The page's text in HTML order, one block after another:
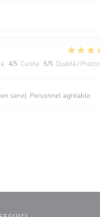
: 4/5 Cucina : 5/5 Qualità / Prezzo
servi). Personnel agréable.